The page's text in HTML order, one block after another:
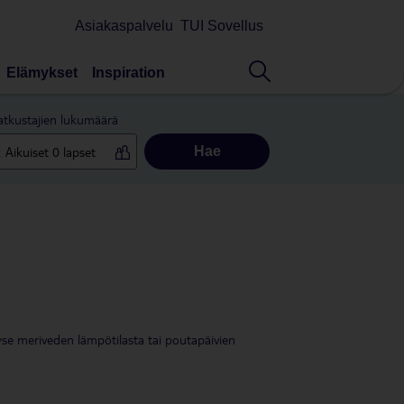
Asiakaspalvelu TUI Sovellus
Elämykset Inspiration
lukumäärä
Hae
meriveden lämpötilasta tai poutapäivien